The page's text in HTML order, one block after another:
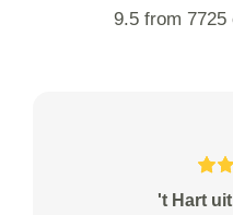
9.5 from
't Hart